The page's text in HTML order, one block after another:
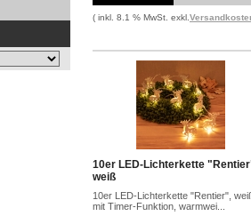
( inkl. 8.1 % MwSt. exkl.
10er LED-Lichterkette
weiß
10er LED-Lichterkette "Rentier",
mit Timer-Funktion, warmwei...